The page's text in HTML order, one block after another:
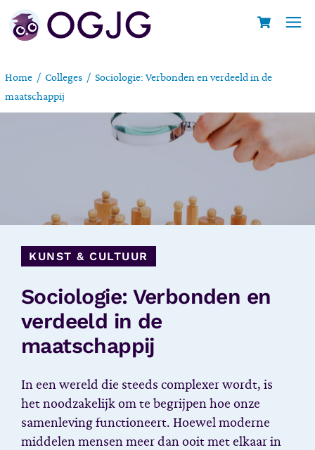
Home Colleges
Sociologie: Verbonden en verdeeld in de
maatschappij
KUNST & CULTUUR
Sociologie: Verbonden en
verdeeld in de
maatschappij
In een wereld die steeds complexer wordt, is
het noodzakelijk om te begrijpen hoe onze
samenleving functioneert. Hoewel moderne
middelen mensen meer dan ooit met elkaar in